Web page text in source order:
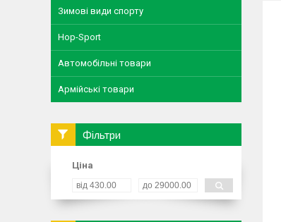
Зимові види спорту
Hop-Sport
Автомобільні товари
Армійські товари
Фільтри
Ціна